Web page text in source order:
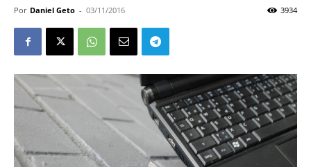
Por Daniel Geto - 03/11/2016 3934